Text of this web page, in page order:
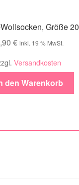
Größe 20
€ inkl. 19 % MwSt.
Versandkosten
den Warenkorb